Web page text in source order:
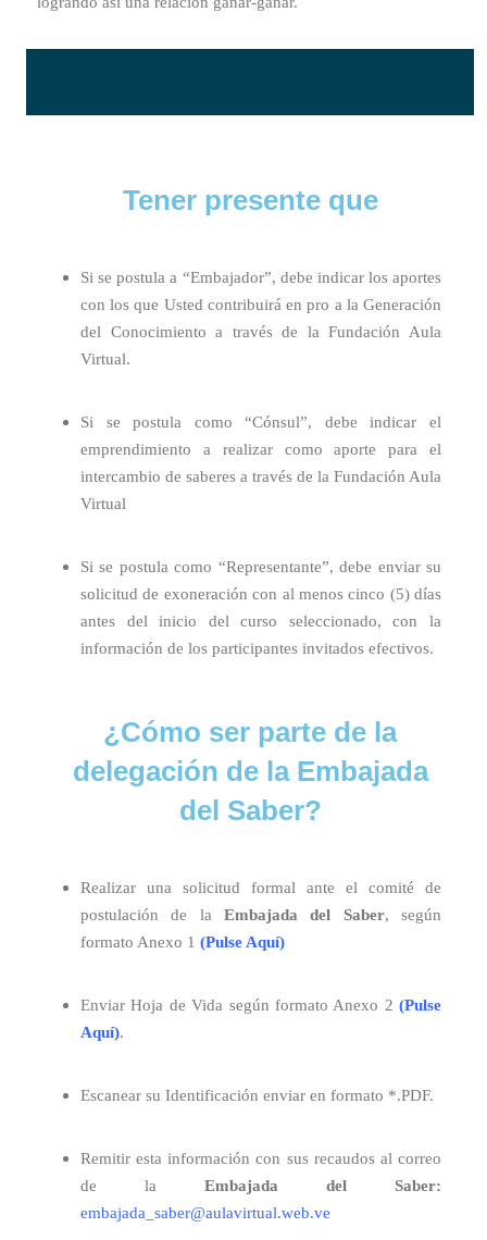
¿Cómo ser parte de la
delegación de la Embajada
del Saber?
Realizar una solicitud formal ante el comité de
postulación de la Embajada del Saber, según
formato Anexo 1 (Pulse Aquí)
Enviar Hoja de Vida según formato Anexo 2 (Pulse
Aquí).
Escanear su Identificación enviar en formato *.PDF.
Remitir esta información con sus recaudos al correo
de la Embajada del Saber:
embajada_saber@aulavirtual.web.ve
Tener presente que
Si se postula a “Embajador”, debe indicar los aportes
con los que Usted contribuirá en pro a la Generación
del Conocimiento a través de la Fundación Aula
Virtual.
Si se postula como “Cónsul”, debe indicar el
emprendimiento a realizar como aporte para el
intercambio de saberes a través de la Fundación Aula
Virtual
Si se postula como “Representante”, debe enviar su
solicitud de exoneración con al menos cinco (5) días
antes del inicio del curso seleccionado, con la
información de los participantes invitados efectivos.